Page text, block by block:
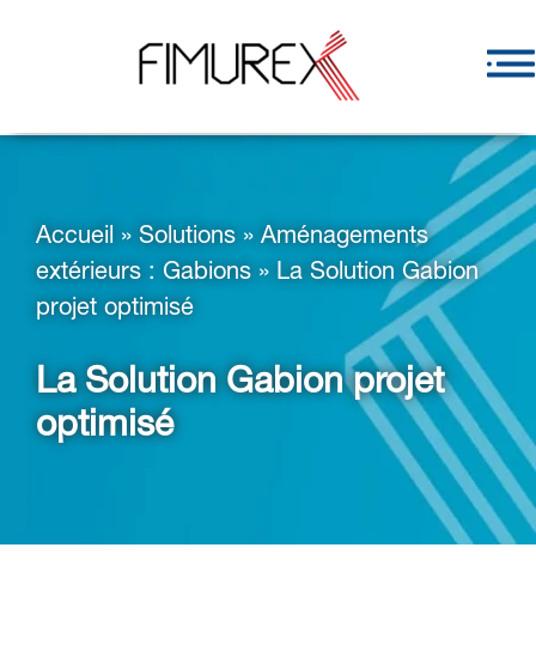
Accueil » Solutions » Aménagements
extérieurs : Gabions » La Solution Gabion
projet optimisé
La Solution Gabion projet
optimisé